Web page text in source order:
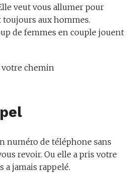
veut vous allumer pour
toujours aux hommes.
de femmes en couple jouent
votre chemin
numéro de téléphone sans
revoir. Ou elle a pris votre
a jamais rappelé.